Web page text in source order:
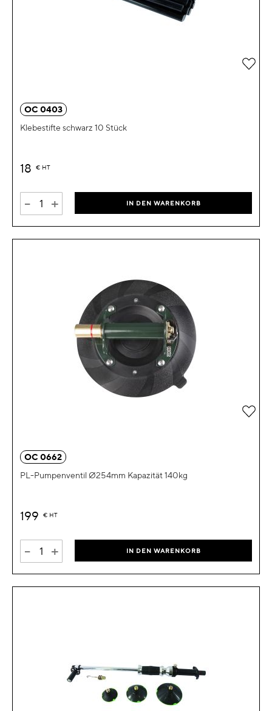
OC 0403
Klebestifte schwarz 10 Stück
18 € HT
- + IN DEN WARENKORB
Zur
OC 0662
PL-Pumpenventil Ø254mm Kapazität 140kg
199 € HT
- + IN DEN WARENKORB
Zur